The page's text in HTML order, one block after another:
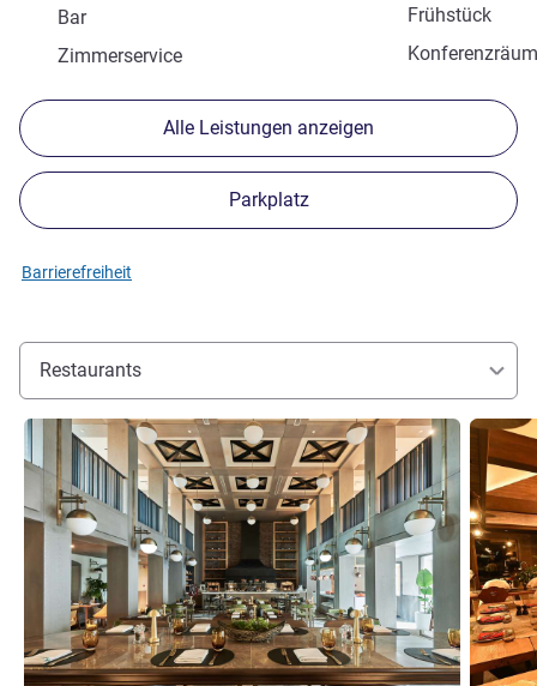
Frühstück
Bar
Zimmerservice
Alle Leistungen anzeigen
Parkplatz
Barrierefreiheit
Restaurants
Details ansehen Details